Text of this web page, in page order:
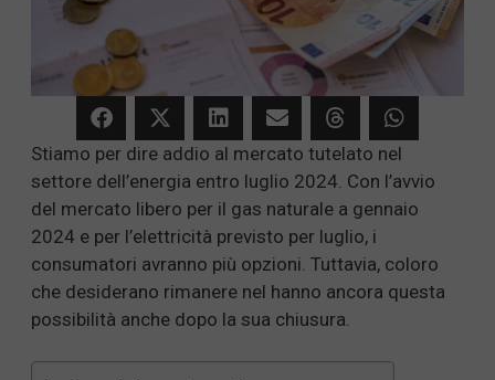
Stiamo per dire addio al mercato tutelato nel
settore dell’energia entro luglio 2024. Con l’avvio
del mercato libero per il gas naturale a gennaio
2024 e per l’elettricità previsto per luglio, i
consumatori avranno più opzioni. Tuttavia, coloro
che desiderano rimanere nel hanno ancora questa
possibilità anche dopo la sua chiusura.